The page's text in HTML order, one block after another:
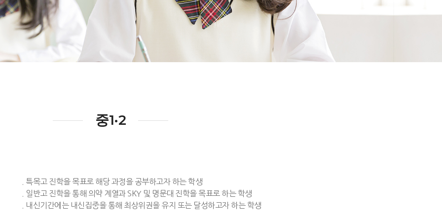
중1·2
. 특목고 진학을 목표로 해당 과정을 공부하고자 하는 학생
. 일반고 진학을 통해 의약 계열과 SKY 및 명문대 진학을 목표로 하는 학생
. 내신기간에는 내신집중을 통해 최상위권을 유지 또는 달성하고자 하는 학생